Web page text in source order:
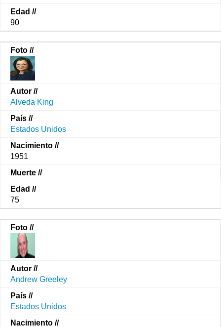
90
Alveda King
Estados Unidos
1951
75
Andrew Greeley
Estados Unidos